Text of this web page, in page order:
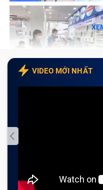
VIDEO MỚI NHẤT